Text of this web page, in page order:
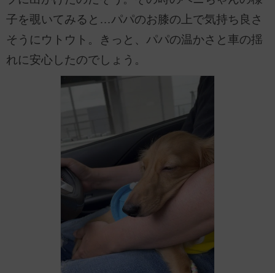
子を覗いてみると…パパのお膝の上で気持ち良さ
そうにウトウト。きっと、パパの温かさと車の揺
れに安心したのでしょう。